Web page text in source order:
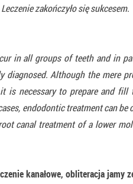
zakończyło się sukcesem.
in all groups of teeth and in
diagnosed. Although the mere
is necessary to prepare and
endodontic treatment can
canal treatment of a lower
kanałowe, obliteracja jamy